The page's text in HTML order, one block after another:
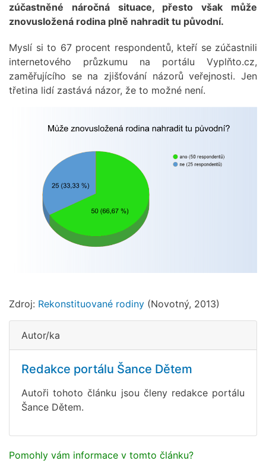
zúčastněné náročná situace, přesto však může
znovusložená rodina plně nahradit tu původní.
Myslí si to 67 procent respondentů, kteří se zúčastnili
internetového průzkumu na portálu Vyplňto.cz,
zaměřujícího se na zjišťování názorů veřejnosti. Jen
třetina lidí zastává názor, že to možné není.
Zdroj: Rekonstituované rodiny (Novotný, 2013)
Autor/ka
Redakce portálu Šance Dětem
Autoři tohoto článku jsou členy redakce portálu
Šance Dětem.
Pomohly vám informace v tomto článku?